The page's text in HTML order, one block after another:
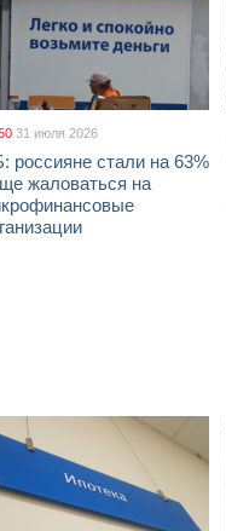
31 июля 2026
россияне стали на 63%
жаловаться на